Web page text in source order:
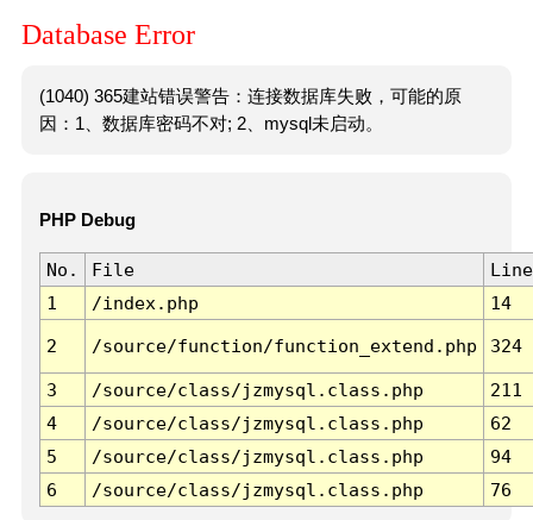
Database Error
(1040) 365建站错误警告：连接数据库失败，可能的原
因：1、数据库密码不对; 2、mysql未启动。
PHP Debug
No. File
Line
1
/index.php 14
2 /source/function/function_extend.php 324
3 /source/class/jzmysql.class.php
211
4
/source/class/jzmysql.class.php
62
5
/source/class/jzmysql.class.php
94
6
/source/class/jzmysql.class.php 76